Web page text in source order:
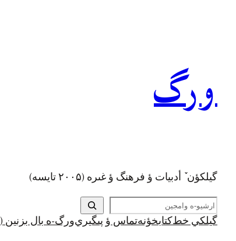
ورگ
گيلکؤن ٚ أدبیات ؤ فرهنگ ؤ غىره (۲۰۰۵ تايسه)
ج
س
تگيلکي خط کتابخؤنهتماس ؤ پىگيريورگ-ه بال بزنين (Support and Donation)